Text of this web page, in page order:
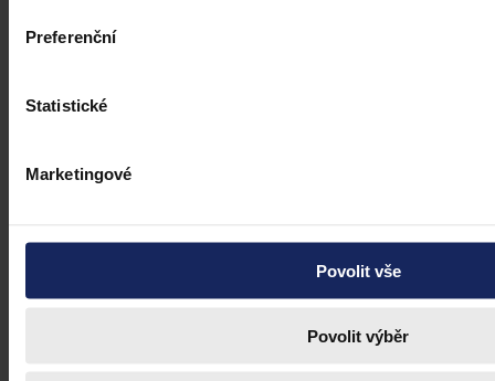
Preferenční
Statistické
Marketingové
Povolit vše
Povolit výběr